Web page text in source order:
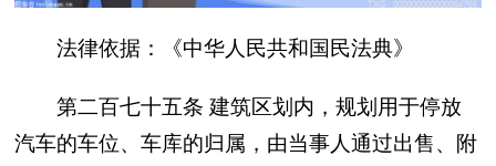
法律依据：《中华人民共和国民法典》
第二百七十五条 建筑区划内，规划用于停放
汽车的车位、车库的归属，由当事人通过出售、附